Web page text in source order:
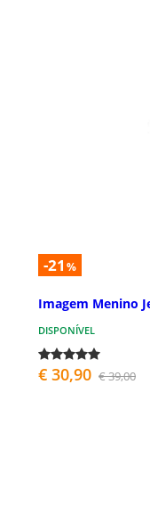
-21 %
Imagem Menino
DISPONÍVEL
€ 30,90 € 39,00